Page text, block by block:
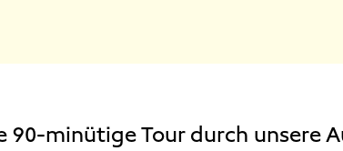
90-minütige Tour durch unsere